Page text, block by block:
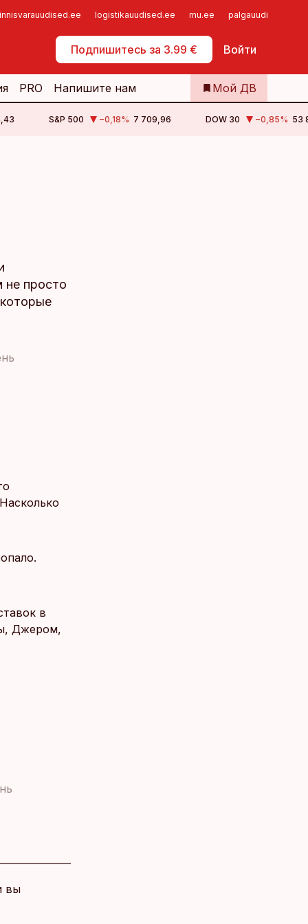
logistikauudised.ee mu.ee palgauudised.ee
Подпишитесь за 3.99 € Войти
Самообслуживание
PRO Напишите нам Мой ДВ
S&P 500 −0,18% 7 709,96 DOW 30 −0,85% 53
просто
в
Джером,
вы